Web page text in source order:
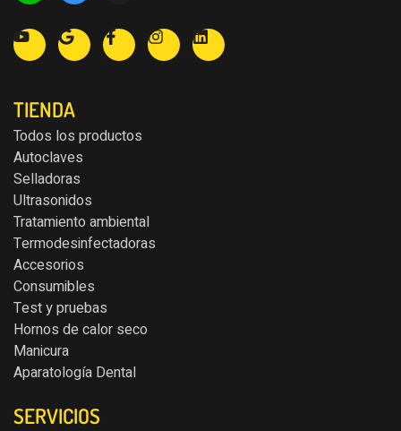
TIENDA
Todos los productos
Autoclaves
Selladoras
Ultrasonidos
Tratamiento ambiental
Termodesinfectadoras
Accesorios
Consumibles
Test y pruebas
Hornos de calor seco
Manicura
Aparatología Dental
SERVICIOS